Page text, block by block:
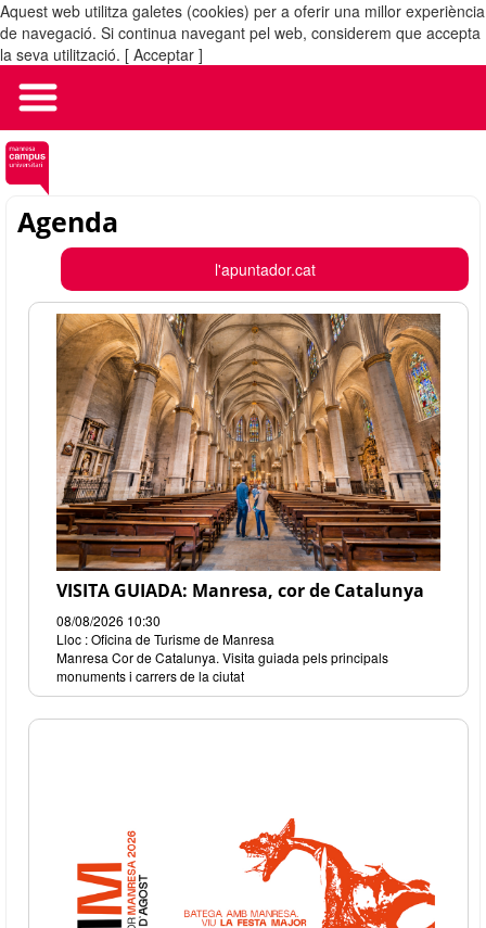
Aquest web utilitza galetes (cookies) per a oferir una millor experiència
de navegació. Si continua navegant pel web, considerem que accepta
la seva utilització. [ Acceptar ]
MENÚ
Agenda
l'apuntador.cat
VISITA GUIADA: Manresa, cor de Catalunya
08/08/2026 10:30
Lloc : Oficina de Turisme de Manresa
Manresa Cor de Catalunya. Visita guiada pels principals
monuments i carrers de la ciutat